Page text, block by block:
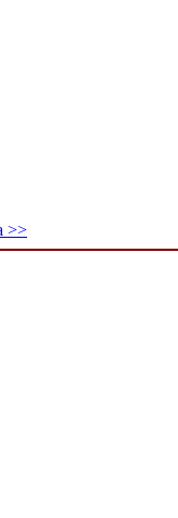
>>